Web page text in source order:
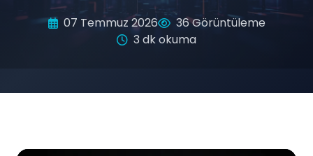
07 Temmuz 2026
36 Görüntüleme
3 dk okuma